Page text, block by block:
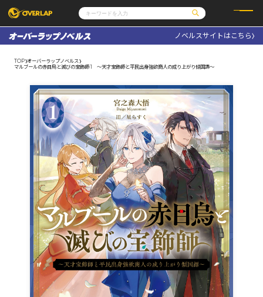
コミックガルド
コミッククリエ
LiQulle
ノベルス
ノベルスf
コミックエッセイ
ポケットモンスター
アニメ
ゲーム
OVERLAP STORE
オーバーラップ広報室
企業
会社概要
採用情報
アクセス
オーバーラップホールディングス
お問い合わせはこちら
オーバーラップ文庫
オーバーラップノベルス
オーバーラップノベルスf
ロサージュノベルス
ノベルスサイトはこちら
TOP オーバーラップノベルス
マルブールの赤目烏と滅びの宝飾師 1 ～天才宝飾師と平民出身強欲商人の成り上がり傾国譚～